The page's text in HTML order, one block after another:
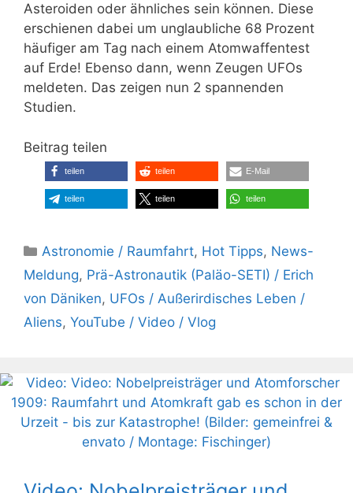
Asteroiden oder ähnliches sein können. Diese
erschienen dabei um unglaubliche 68 Prozent
häufiger am Tag nach einem Atomwaffentest
auf Erde! Ebenso dann, wenn Zeugen UFOs
meldeten. Das zeigen nun 2 spannenden
Studien.
Beitrag teilen
teilen teilen E-Mail
teilen teilen teilen
Kategorien
Astronomie / Raumfahrt, Hot Tipps, News-
Meldung, Prä-Astronautik (Paläo-SETI) / Erich
von Däniken, UFOs / Außerirdisches Leben /
Aliens, YouTube / Video / Vlog